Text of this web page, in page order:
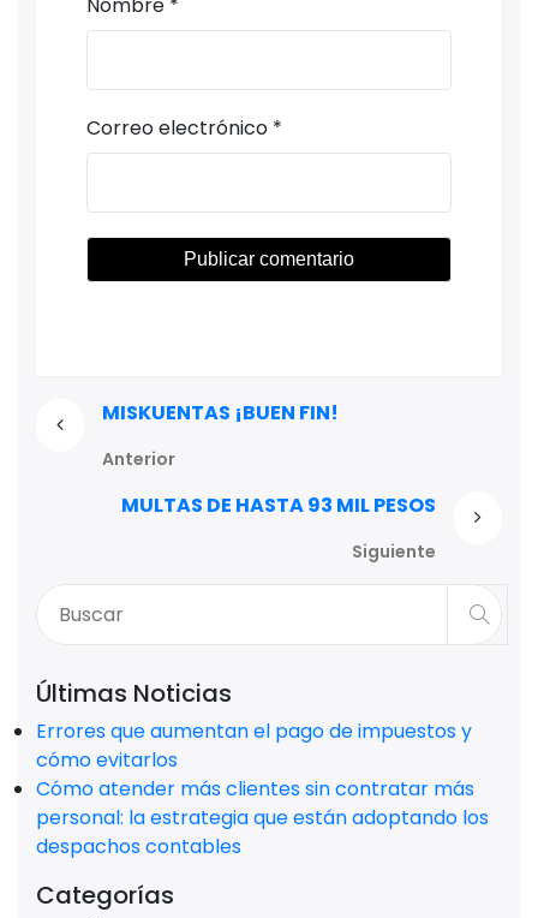
Correo electrónico *
MISKUENTAS ¡BUEN FIN!
Anterior
MULTAS DE HASTA 93 MIL PESOS
Siguiente
Últimas Noticias
Errores que aumentan el pago de impuestos y
cómo evitarlos
Cómo atender más clientes sin contratar más
personal: la estrategia que están adoptando los
despachos contables
Categorías